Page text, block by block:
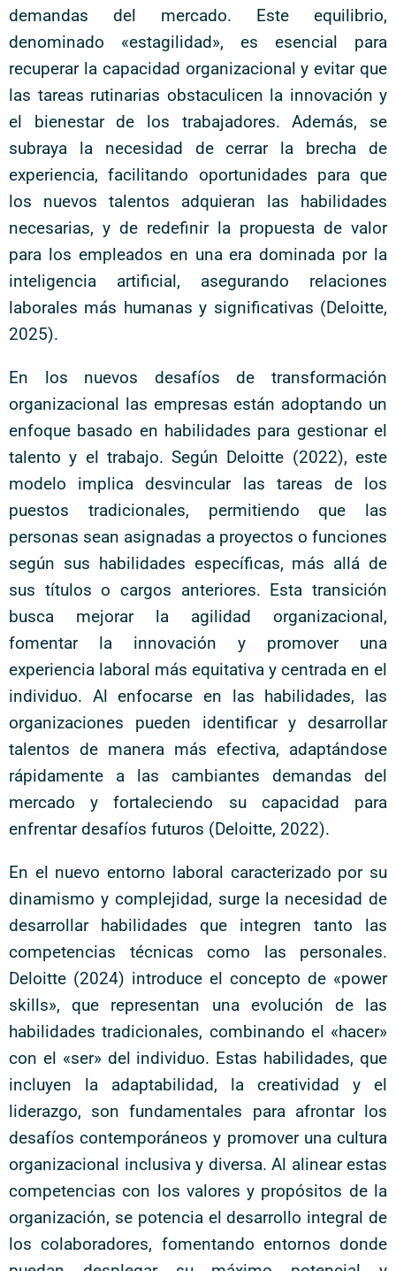
demandas del mercado. Este equilibrio,
denominado «estagilidad», es esencial para
recuperar la capacidad organizacional y evitar que
las tareas rutinarias obstaculicen la innovación y
el bienestar de los trabajadores. Además, se
subraya la necesidad de cerrar la brecha de
experiencia, facilitando oportunidades para que
los nuevos talentos adquieran las habilidades
necesarias, y de redefinir la propuesta de valor
para los empleados en una era dominada por la
inteligencia artificial, asegurando relaciones
laborales más humanas y significativas (Deloitte,
2025).
En los nuevos desafíos de transformación
organizacional las empresas están adoptando un
enfoque basado en habilidades para gestionar el
talento y el trabajo. Según Deloitte (2022), este
modelo implica desvincular las tareas de los
puestos tradicionales, permitiendo que las
personas sean asignadas a proyectos o funciones
según sus habilidades específicas, más allá de
sus títulos o cargos anteriores. Esta transición
busca mejorar la agilidad organizacional,
fomentar la innovación y promover una
experiencia laboral más equitativa y centrada en el
individuo. Al enfocarse en las habilidades, las
organizaciones pueden identificar y desarrollar
talentos de manera más efectiva, adaptándose
rápidamente a las cambiantes demandas del
mercado y fortaleciendo su capacidad para
enfrentar desafíos futuros (Deloitte, 2022).
En el nuevo entorno laboral caracterizado por su
dinamismo y complejidad, surge la necesidad de
desarrollar habilidades que integren tanto las
competencias técnicas como las personales.
Deloitte (2024) introduce el concepto de «power
skills», que representan una evolución de las
habilidades tradicionales, combinando el «hacer»
con el «ser» del individuo. Estas habilidades, que
incluyen la adaptabilidad, la creatividad y el
liderazgo, son fundamentales para afrontar los
desafíos contemporáneos y promover una cultura
organizacional inclusiva y diversa. Al alinear estas
competencias con los valores y propósitos de la
organización, se potencia el desarrollo integral de
los colaboradores, fomentando entornos donde